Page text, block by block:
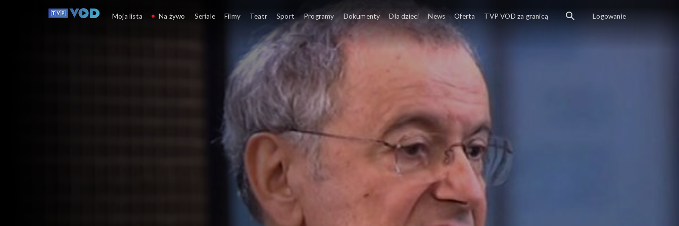
Moja lista Na żywo Seriale Filmy Teatr Sport Programy Dokumenty Dla dzieci News Oferta TVP VOD za granicą Logowanie